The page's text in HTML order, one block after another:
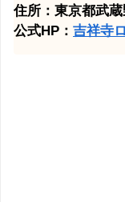
住所：東京都武
公式HP： 吉祥寺